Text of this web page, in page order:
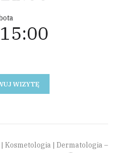
WIZYTĘ
Kosmetologia | Dermatologia –